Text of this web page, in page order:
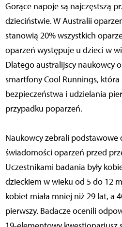
Gorące napoje są najczęstszą
dzieciństwie. W Australii
stanowią 20% wszystkich
oparzeń występuje u dzieci w
Dlatego australijscy naukowcy
smartfony Cool Runnings,
bezpieczeństwa i udzielania
przypadku poparzeń.
Naukowcy zebrali podstawowe
świadomości oparzeń przed
Uczestnikami badania były
dzieckiem w wieku od 5 do 12
kobiet miała mniej niż 29 lat, a
pierwszy. Badacze ocenili